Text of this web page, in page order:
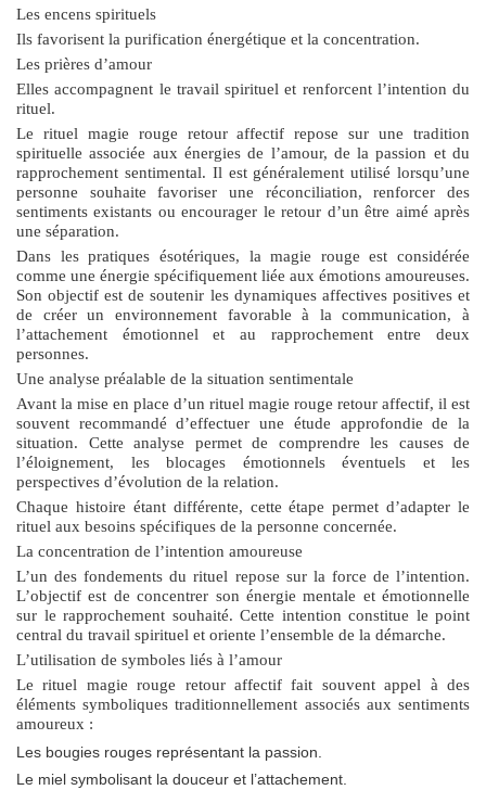
Les encens spirituels
Ils favorisent la purification énergétique et la concentration.
Les prières d’amour
Elles accompagnent le travail spirituel et renforcent l’intention du
rituel.
Le rituel magie rouge retour affectif repose sur une tradition
spirituelle associée aux énergies de l’amour, de la passion et du
rapprochement sentimental. Il est généralement utilisé lorsqu’une
personne souhaite favoriser une réconciliation, renforcer des
sentiments existants ou encourager le retour d’un être aimé après
une séparation.
Dans les pratiques ésotériques, la magie rouge est considérée
comme une énergie spécifiquement liée aux émotions amoureuses.
Son objectif est de soutenir les dynamiques affectives positives et
de créer un environnement favorable à la communication, à
l’attachement émotionnel et au rapprochement entre deux
personnes.
Une analyse préalable de la situation sentimentale
Avant la mise en place d’un rituel magie rouge retour affectif, il est
souvent recommandé d’effectuer une étude approfondie de la
situation. Cette analyse permet de comprendre les causes de
l’éloignement, les blocages émotionnels éventuels et les
perspectives d’évolution de la relation.
Chaque histoire étant différente, cette étape permet d’adapter le
rituel aux besoins spécifiques de la personne concernée.
La concentration de l’intention amoureuse
L’un des fondements du rituel repose sur la force de l’intention.
L’objectif est de concentrer son énergie mentale et émotionnelle
sur le rapprochement souhaité. Cette intention constitue le point
central du travail spirituel et oriente l’ensemble de la démarche.
L’utilisation de symboles liés à l’amour
Le rituel magie rouge retour affectif fait souvent appel à des
éléments symboliques traditionnellement associés aux sentiments
amoureux :
Les bougies rouges représentant la passion.
Le miel symbolisant la douceur et l’attachement.